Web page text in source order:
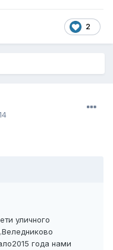
2
уличного
года нами